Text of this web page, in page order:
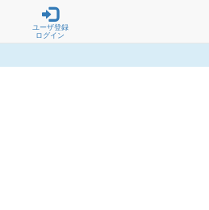
ユーザ登録
ログイン